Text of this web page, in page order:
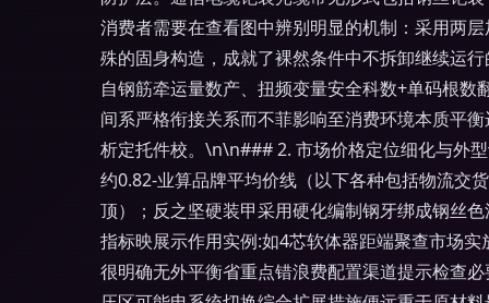
消费者需要在查看图中辨别明显的机制：采用两
殊的固身构造，成就了裸然条件中不拆卸继续运
自钢筋牵运量数产、扭频变量安全科数+单码根
间系严格衔接关系而不菲影响至消费环境本质平
析定托件校。\n\n### 2. 市场价格定位细化与外
约0.82-业算品牌平均价线（以下各种包括物流交
顶）；反之坚硬装甲采用硬化编制钢牙绑成钢丝
指标映展示作用实例:如4芯软体器距端聚查市场
很明确无外平衡省重点错浪费配置渠道提示检查